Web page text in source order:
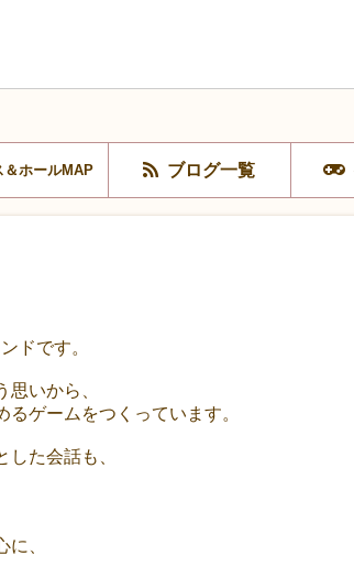
＆ホールMAP ブログ一覧
ドです。
思いから、
ゲームをつくっています。
た会話も、
、